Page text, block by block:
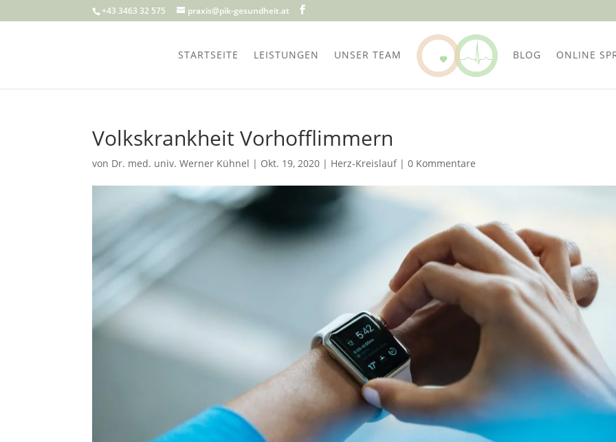
+43 3463 32 575 praxis@pik-gesundheit.at
STARTSEITE LEISTUNGEN UNSER TEAM BLOG ONLINE
Volkskrankheit Vorhofflimmern
von Dr. med. univ. Werner Kühnel | Okt. 19, 2020 | Herz-Kreislauf|0 Kommentare